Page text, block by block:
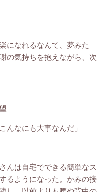
になれるなんて、夢みた
の気持ちを抱えながら、次
んなにも大事なんだ」
んは自宅でできる簡単なス
るようになった。かみの接